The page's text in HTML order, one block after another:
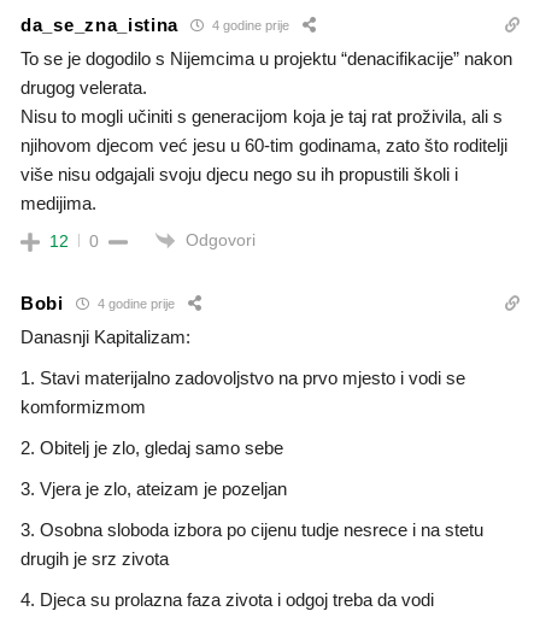
da_se_zna_istina 4 godine prije
To se je dogodilo s Nijemcima u projektu “denacifikacije” nakon
drugog velerata.
Nisu to mogli učiniti s generacijom koja je taj rat proživila, ali s
njihovom djecom već jesu u 60-tim godinama, zato što roditelji
više nisu odgajali svoju djecu nego su ih propustili školi i
medijima.
12 0 Odgovori
Bobi 4 godine prije
Danasnji Kapitalizam:
1. Stavi materijalno zadovoljstvo na prvo mjesto i vodi se
komformizmom
2. Obitelj je zlo, gledaj samo sebe
3. Vjera je zlo, ateizam je pozeljan
3. Osobna sloboda izbora po cijenu tudje nesrece i na stetu
drugih je srz zivota
4. Djeca su prolazna faza zivota i odgoj treba da vodi